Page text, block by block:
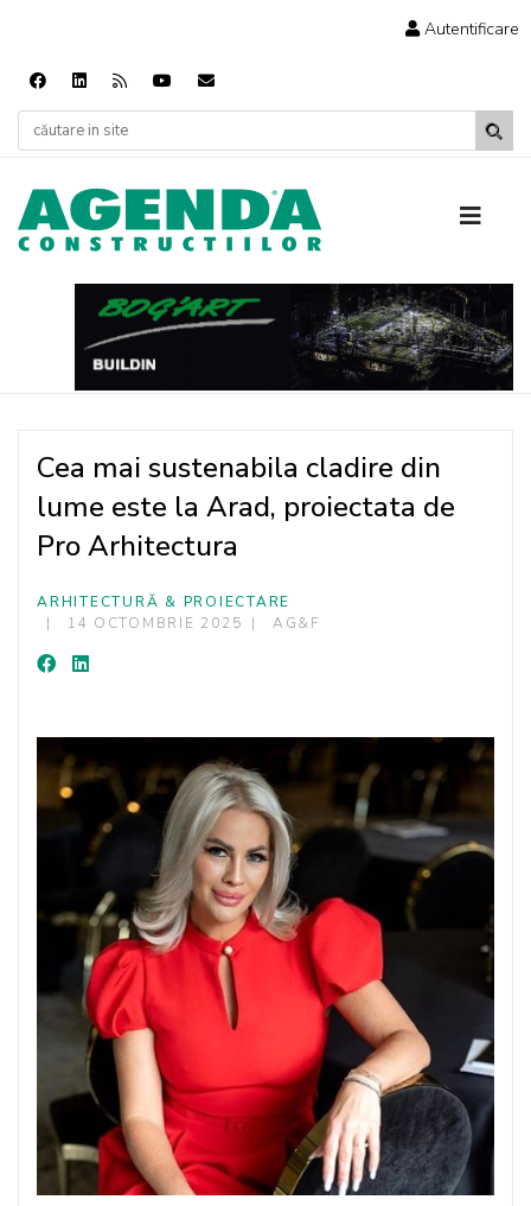
Autentificare
Cea mai sustenabila cladire din
lume este la Arad, proiectata de
Pro Arhitectura
ARHITECTURĂ & PROIECTARE
14 OCTOMBRIE 2025
AG&F